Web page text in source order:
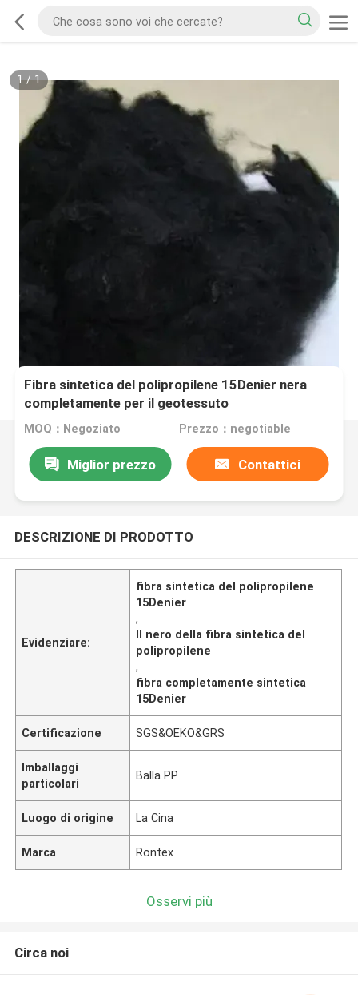
1/1
Fibra sintetica del polipropilene 15Denier nera
completamente per il geotessuto
MOQ：Negoziato Prezzo：negotiable
Miglior prezzo Contattici
DESCRIZIONE DI PRODOTTO
Evidenziare:
fibra sintetica del polipropilene
15Denier
,
Il nero della fibra sintetica del
polipropilene
,
fibra completamente sintetica
15Denier
Certificazione SGS&OEKO&GRS
Imballaggi
particolari
Balla PP
Luogo di origine La Cina
Marca Rontex
Osservi più
Circa noi